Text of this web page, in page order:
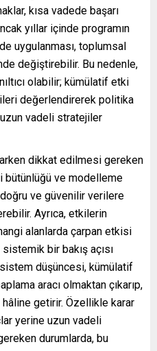
kısa vadede başarı
yıllar içinde programın
uygulanması, toplumsal
değiştirebilir. Bu nedenle,
olabilir; kümülatif etki
değerlendirerek politika
uzun vadeli stratejiler
dikkat edilmesi gereken
bütünlüğü ve modelleme
ve güvenilir verilere
Ayrıca, etkilerin
alanlarda çarpan etkisi
bir bakış açısı
düşüncesi, kümülatif
aracı olmaktan çıkarıp,
getirir. Özellikle karar
yerine uzun vadeli
durumlarda, bu